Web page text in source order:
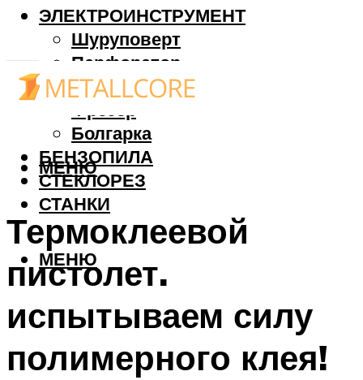
ЭЛЕКТРОИНСТРУМЕНТ
Шуруповерт
Перфоратор
Дрель
Фрезер
Болгарка
БЕНЗОПИЛА
СТЕКЛОРЕЗ
СТАНКИ
МЕНЮ
МЕНЮ
Термоклеевой
пистолет.
испытываем силу
полимерного клея!